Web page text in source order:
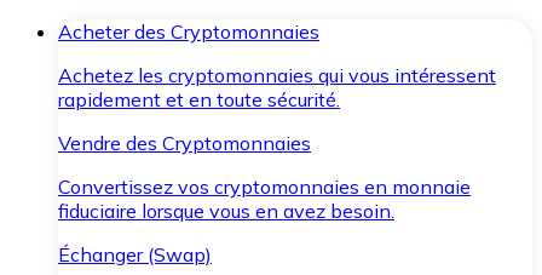
Acheter des Cryptomonnaies
Achetez les cryptomonnaies qui vous intéressent
rapidement et en toute sécurité.
Vendre des Cryptomonnaies
Convertissez vos cryptomonnaies en monnaie
fiduciaire lorsque vous en avez besoin.
Échanger (Swap)